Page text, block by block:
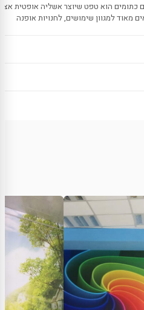
כתומים הוא טפט שיוצר אשליה אופטית אצל
מאוד למגוון שימושים, לחנויות אופנה